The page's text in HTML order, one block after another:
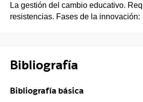
La gestión del cambio educativo.
resistencias. Fases de la innovación:
Bibliografía
Bibliografía básica